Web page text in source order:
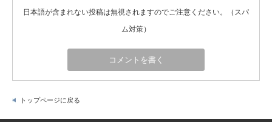
日本語が含まれない投稿は無視されますのでご注意ください。（スパ
ム対策）
トップページに戻る